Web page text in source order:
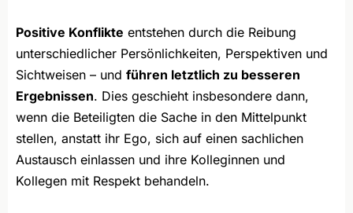
Positive Konflikte entstehen durch die Reibung
unterschiedlicher Persönlichkeiten, Perspektiven und
Sichtweisen – und führen letztlich zu besseren
Ergebnissen. Dies geschieht insbesondere dann,
wenn die Beteiligten die Sache in den Mittelpunkt
stellen, anstatt ihr Ego, sich auf einen sachlichen
Austausch einlassen und ihre Kolleginnen und
Kollegen mit Respekt behandeln.